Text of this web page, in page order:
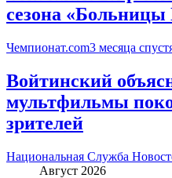
сезона «Больницы
Чемпионат.com3 месяца
Войтинский
мультфильмы
зрителей
Национальная Служба
Август 2026